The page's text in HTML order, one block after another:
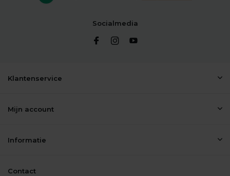
Socialmedia
Klantenservice
Mijn account
Informatie
Contact